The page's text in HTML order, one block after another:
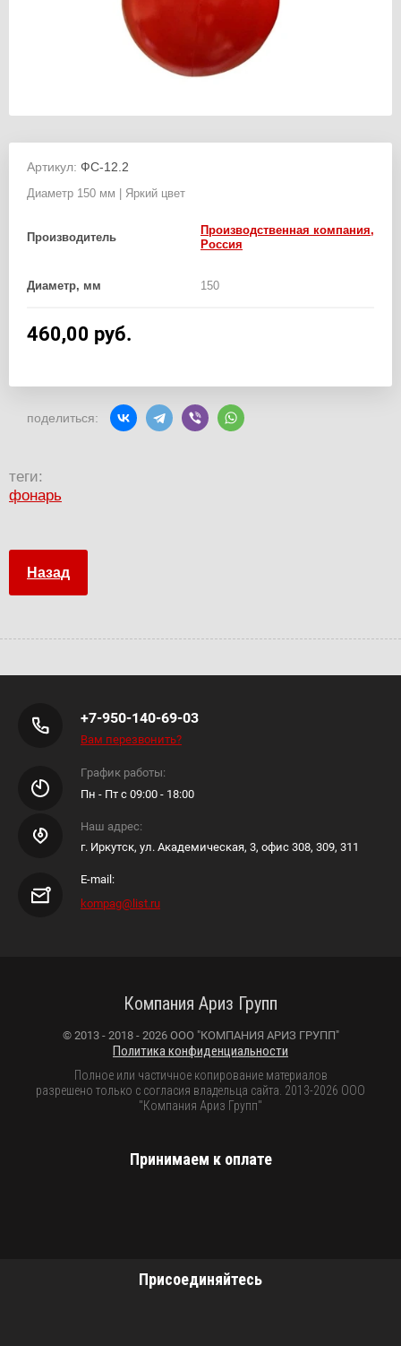
Артикул: ФС-12.2
Диаметр 150 мм | Яркий цвет
Производитель
Производственная компания,
Россия
Диаметр, мм 150
460,00 руб.
поделиться:
теги:
фонарь
Назад
+7-950-140-69-03
Вам перезвонить?
График работы:
Пн - Пт с 09:00 - 18:00
Наш адрес:
г. Иркутск, ул. Академическая, 3, офис 308, 309, 311
E-mail:
kompag@list.ru
Компания Ариз Групп
© 2013 - 2018 - 2026 ООО "КОМПАНИЯ АРИЗ ГРУПП"
Политика конфиденциальности
Полное или частичное копирование материалов
разрешено только с согласия владельца сайта. 2013-2026 ООО
"Компания Ариз Групп"
Принимаем к оплате
Присоединяйтесь